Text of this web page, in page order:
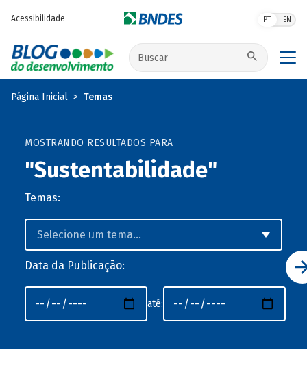
Acessibilidade PT EN
Buscar no site
Página Inicial Temas
MOSTRANDO RESULTADOS PARA
"Sustentabilidade"
Temas:
Data da Publicação:
até: